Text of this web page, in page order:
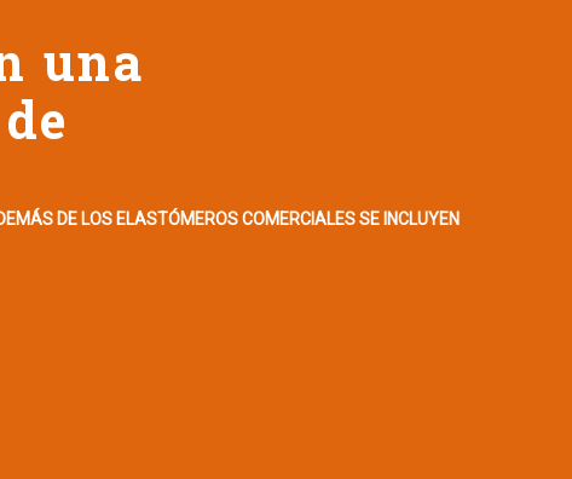
una
DE LOS ELASTÓMEROS COMERCIALES SE INCLUYEN